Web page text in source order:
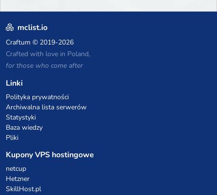
mclist.io
Craftum © 2019-2026
Crafted with love in Poland,
for those who come after
Linki
Polityka prywatności
Archiwalna lista serwerów
Statystyki
Baza wiedzy
Pliki
Kupony VPS hostingowe
netcup
Hetzner
SkillHost.pl